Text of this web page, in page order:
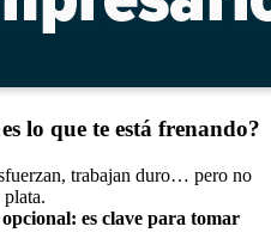
lo que te está frenando?
trabajan duro… pero no
plata.
es clave para tomar